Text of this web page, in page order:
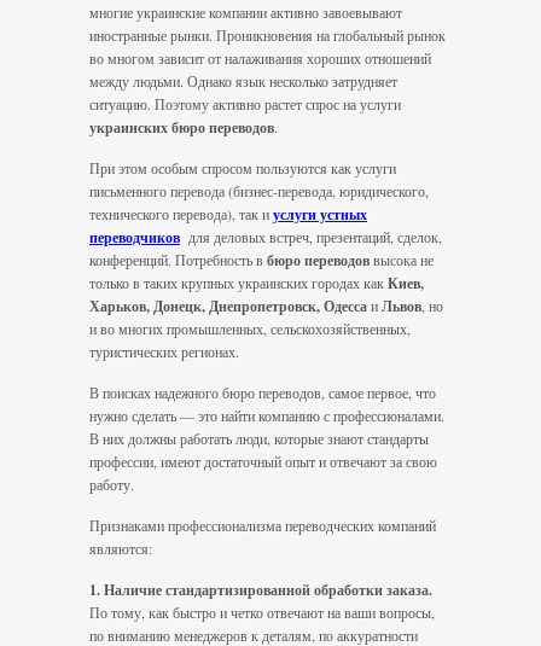
многие украинские компании активно завоевывают
иностранные рынки. Проникновения на глобальный рынок
во многом зависит от налаживания хороших отношений
между людьми. Однако язык несколько затрудняет
ситуацию. Поэтому активно растет спрос на услуги
украинских бюро переводов.
При этом особым спросом пользуются как услуги
письменного перевода (бизнес-перевода, юридического,
технического перевода), так иуслуги устных
переводчиков для деловых встреч, презентаций, сделок,
конференций. Потребность вбюро переводоввысока не
только в таких крупных украинских городах какКиев,
Харьков, Донецк, Днепропетровск, ОдессаиЛьвов , но
и во многих промышленных, сельскохозяйственных,
туристических регионах.
В поисках надежного бюро переводов, самое первое, что
нужно сделать — это найти компанию с профессионалами.
В них должны работать люди, которые знают стандарты
профессии, имеют достаточный опыт и отвечают за свою
работу.
Признаками профессионализма переводческих компаний
являются:
1. Наличие стандартизированной обработки заказа.
По тому, как быстро и четко отвечают на ваши вопросы,
по вниманию менеджеров к деталям, по аккуратности